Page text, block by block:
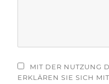
MIT DER NUTZUNG
ERKLÄREN SIE SICH